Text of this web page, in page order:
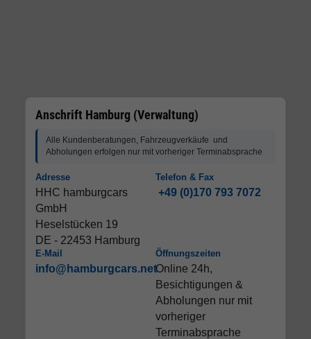
Anschrift Hamburg (Verwaltung)
Alle Kundenberatungen, Fahrzeugverkäufe und
Abholungen erfolgen nur mit vorheriger Terminabsprache
Adresse
HHC hamburgcars
GmbH
Heselstücken 19
DE - 22453 Hamburg
Telefon & Fax
+49 (0)170 793 7072
E-Mail
info@hamburgcars.net
Öffnungszeiten
Online 24h,
Besichtigungen &
Abholungen nur mit
vorheriger
Terminabsprache